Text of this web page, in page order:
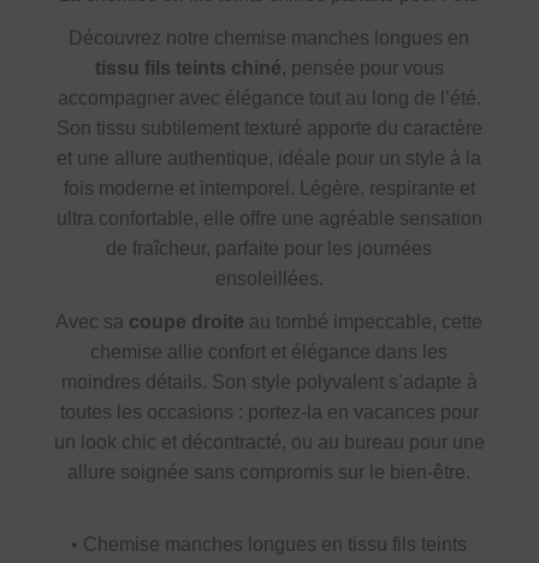
Découvrez notre chemise manches longues en
tissu fils teints chiné, pensée pour vous
accompagner avec élégance tout au long de l’été.
Son tissu subtilement texturé apporte du caractère
et une allure authentique, idéale pour un style à la
fois moderne et intemporel. Légère, respirante et
ultra confortable, elle offre une agréable sensation
de fraîcheur, parfaite pour les journées
ensoleillées.
Avec sa coupe droite au tombé impeccable, cette
chemise allie confort et élégance dans les
moindres détails. Son style polyvalent s’adapte à
toutes les occasions : portez-la en vacances pour
un look chic et décontracté, ou au bureau pour une
allure soignée sans compromis sur le bien-être.
• Chemise manches longues en tissu fils teints